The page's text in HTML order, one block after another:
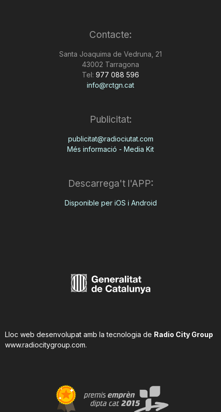
Contacte:
Santa Joaquima de Vedruna, 21
43002 Tarragona
Tel: 977 088 596
info@rctgn.cat
Publicitat:
publicitat@radiociutat.com
Més informació - Media Kit
Descarrega't l'APP:
Disponible per iOS i Android
Lloc web desenvolupat amb la tecnologia de Radio City Group
www.radiocitygroup.com.